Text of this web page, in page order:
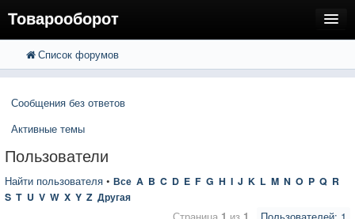
Товарооборот
FAQ
Вход
Расширенный поиск
Список форумов
Сообщения без ответов
Активные темы
Пользователи
Найти пользователя • Все A B C D E F G H I J K L M N O P Q R
S T U V W X Y Z Другая